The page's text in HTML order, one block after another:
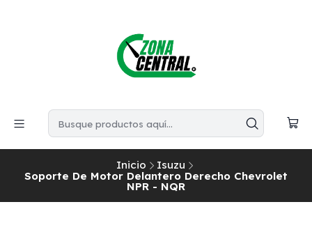
Inicio
Isuzu
Soporte De Motor Delantero Derecho Chevrolet
NPR - NQR